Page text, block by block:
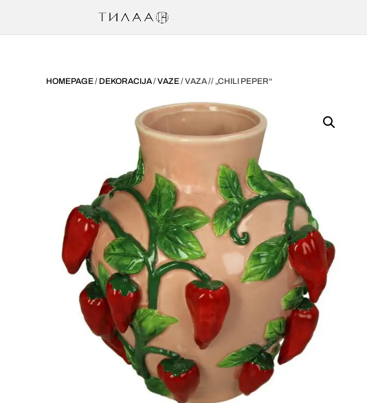
HOMEPAGE/ DEKORACIJA/VAZE/ VAZA // „CHILI PEPER“